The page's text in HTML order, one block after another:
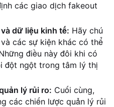
các giao dịch fakeout
dữ liệu kinh tế: Hãy chú
các sự kiện khác có thể
điều này đôi khi có
đột ngột trong tâm lý thị
lý rủi ro: Cuối cùng,
các chiến lược quản lý rủi